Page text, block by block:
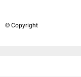
© Copyright